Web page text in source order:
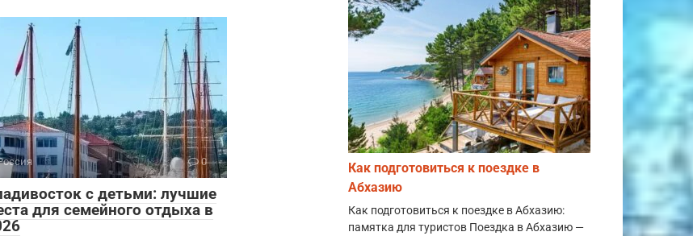
0
с детьми: лучшие
для семейного отдыха в
Как подготовиться к поездке в
Абхазию
Как подготовиться к поездке в Абхазию:
памятка для туристов Поездка в Абхазию —